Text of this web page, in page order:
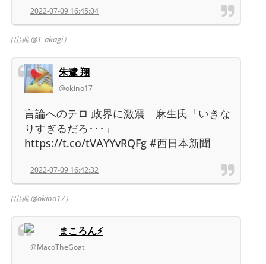
2022-07-09 16:45:04
（出典 @T_akagi）
朱鷺 翔
@okino17
言論へのテロ 政界に激震 麻生氏「いきな
りすぎるだろ･･･」
https://t.co/tVAYYvRQFg #西日本新聞
2022-07-09 16:42:32
（出典 @okino17）
まころん⚡
@MacoTheGoat